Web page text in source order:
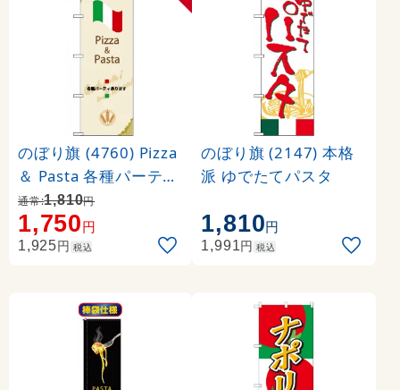
のぼり旗 (4760) Pizza
＆ Pasta 各種パーティ
承ります
通常:1,810円
1,750円
1,925円 税込
のぼり旗 (2147) 本格
派 ゆでたてパスタ
1,810円
1,991円 税込